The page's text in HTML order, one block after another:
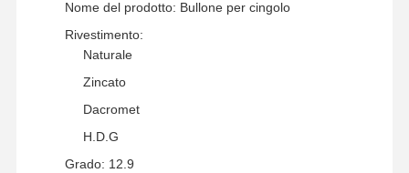
Nome del prodotto: Bullone per cingolo
Rivestimento:
Naturale
Zincato
Dacromet
H.D.G
Grado: 12.9